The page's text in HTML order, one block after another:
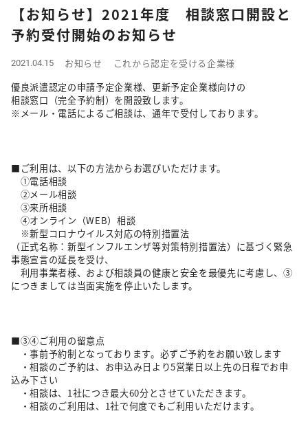
【お知らせ】2021年度 相談窓口開設と
予約受付開始のお知らせ
2021.04.15 お知らせ
これから認定を受ける企業様
優良派遣認定の申請予定企業様、更新予定企業様向けの
相談窓口（完全予約制）を開設致します。
※メール・電話によるご相談は、通年で受付しております。
■ご利用は、以下の方法からお選びいただけます。
①電話相談
②メール相談
③来所相談
④オンライン（WEB）相談
※新型コロナウイルス対応の特別措置法
（正式名称：新型インフルエンザ等対策特別措置法） に基づく緊急
事態宣言の延長を受け、
利用事業者様、および相談員の健康と安全を最優先に考慮し、③
につきましては当面実施を停止いたします。
■③④ご利用の留意点
・事前予約制となっております。必ずご予約をお願い致します
・相談のご予約は、お申込み日より5営業日以上先の日程でお申
込み下さい
・相談は、1社につき最大60分とさせていただきます。
・相談のご利用は、1社で何度でもご利用いただけます。